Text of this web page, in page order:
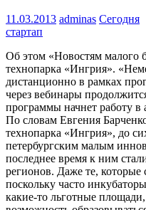
11.03.2013 adminas Сегодня
стартап
Об этом «Новостям малого
технопарка «Ингрия».
дистанционно в рамках
через вебинары
программы начнет работу в
По словам Евгения
технопарка «Ингрия», до
петербургским малым
последнее время к ним
регионов. Даже те, которые
поскольку часто
какие-то льготные